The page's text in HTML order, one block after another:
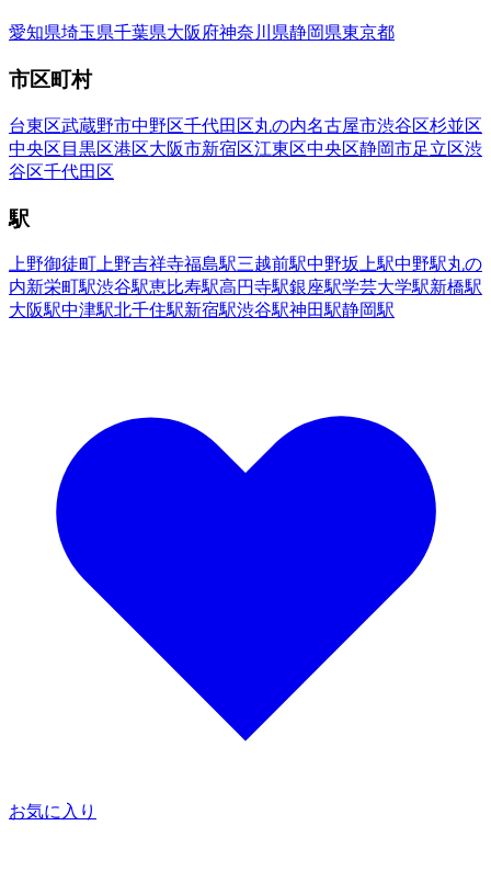
愛知県埼玉県千葉県大阪府神奈川県静岡県東京都
市区町村
台東区武蔵野市中野区千代田区丸の内名古屋市渋谷区杉並区
中央区 目黒区港区大阪市新宿区江東区中央区静岡市足立区渋
谷区千代田区
駅
上野御徒町 上野吉祥寺福島駅三越前駅中野坂上駅中野駅丸の
内新栄町駅渋谷駅恵比寿駅高円寺駅銀座駅学芸大学駅新橋駅
大阪駅中津駅北千住駅新宿駅渋谷駅神田駅静岡駅
お気に入り